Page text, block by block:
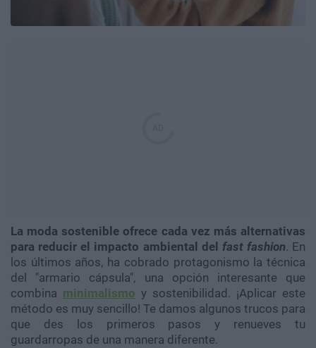
La moda sostenible ofrece cada vez más alternativas
para reducir el impacto ambiental del fast fashion. En
los últimos años, ha cobrado protagonismo la técnica
del "armario cápsula", una opción interesante que
combina minimalismo y sostenibilidad. ¡Aplicar este
método es muy sencillo! Te damos algunos trucos para
que des los primeros pasos y renueves tu
guardarropas de una manera diferente.